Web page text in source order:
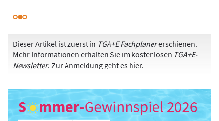
Dieser Artikel ist zuerst in TGA+E Fachplanererschienen.
Mehr Informationen erhalten Sie im kostenlosen TGA+E-
Newsletter. Zur Anmeldung geht es hier.